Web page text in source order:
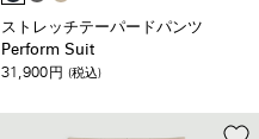
ストレッチテーパードパンツ
Perform Suit
31,900円 (税込)